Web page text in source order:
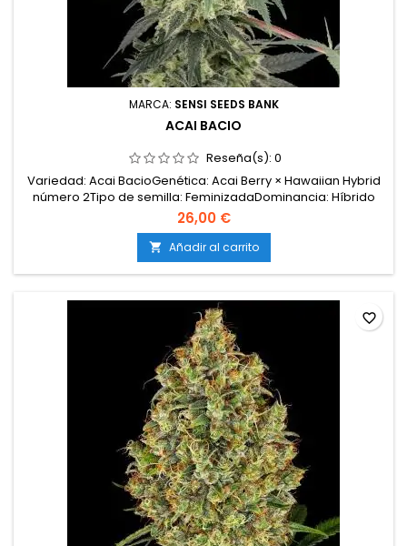
MARCA: SENSI SEEDS BANK
ACAI BACIO
Reseña(s): 0
Variedad: Acai BacioGenética: Acai Berry × Hawaiian Hybrid
número 2Tipo de semilla: FeminizadaDominancia: Híbrido
índica 60 %Altura: Planta compactaFloración: 60–65
díasProducción: XXLClima: Soleado /
MediterráneoMorfología: plantas compactas, robustas y
muy productivasSabor y aroma: cítrico, tropical, dulce,
cremoso, gas...
26,00 €
 Añadir al carrito
favorite_border